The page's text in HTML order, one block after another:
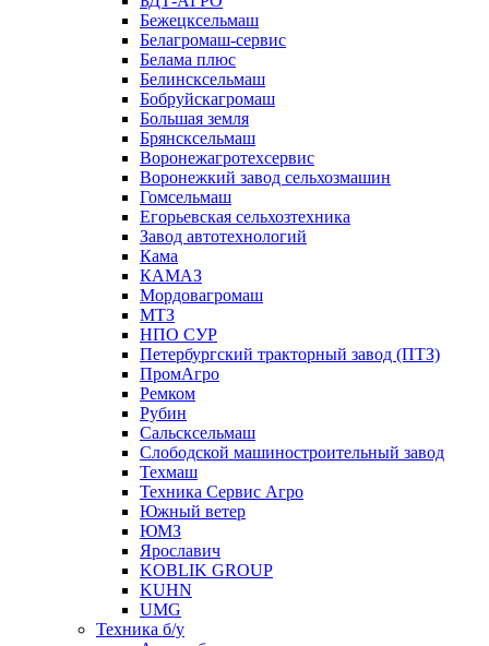
Бежецксельмаш
Белагромаш-сервис
Белама плюс
Белинсксельмаш
Бобруйскагромаш
Большая земля
Брянсксельмаш
Воронежагротехсервис
Воронежкий завод сельхозмашин
Гомсельмаш
Егорьевская сельхозтехника
Завод автотехнологий
Кама
КАМАЗ
Мордовагромаш
МТЗ
НПО СУР
Петербургский тракторный завод (ПТЗ)
ПромАгро
Ремком
Рубин
Сальскcельмаш
Слободской машиностроительный завод
Техмаш
Техника Сервис Агро
Южный ветер
ЮМЗ
Ярославич
KOBLIK GROUP
KUHN
UMG
Техника б/у